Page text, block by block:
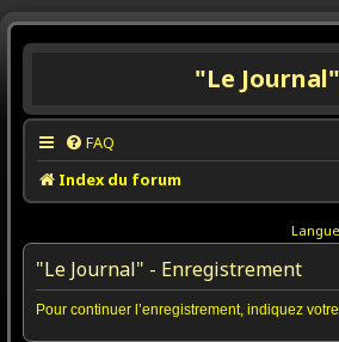
"Le Journal"
FAQ
Index du forum
"Le Journal" - Enregistrement
Pour continuer l’enregistrement, indiquez